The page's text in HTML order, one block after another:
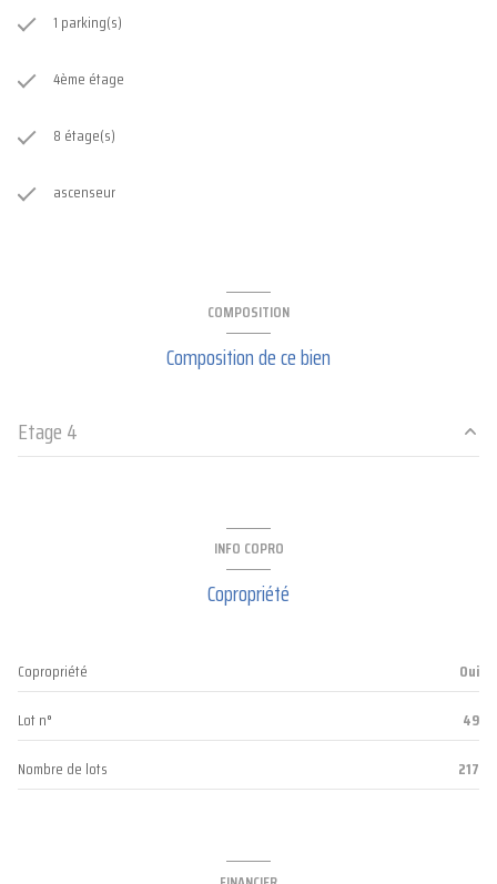
1 parking(s)
4ème étage
8 étage(s)
ascenseur
COMPOSITION
Composition de ce bien
Etage 4
INFO COPRO
Copropriété
Copropriété
Oui
Lot n°
49
Nombre de lots
217